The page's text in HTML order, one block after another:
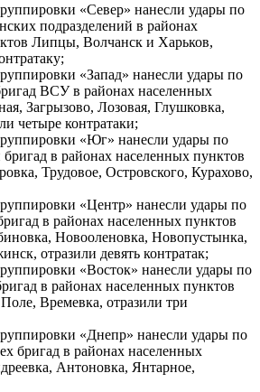
«Север» нанесли удары по
подразделений в районах
Липцы, Волчанск и Харьков,
«Запад» нанесли удары по
ВСУ в районах населенных
Загрызово, Лозовая, Глушковка,
четыре контратаки;
«Юг» нанесли удары по
в районах населенных пунктов
Трудовое, Островского, Курахово,
«Центр» нанесли удары по
в районах населенных пунктов
Новооленовка, Новопустынка,
отразили девять контратак;
«Восток» нанесли удары по
в районах населенных пунктов
Времевка, отразили три
«Днепр» нанесли удары по
бригад в районах населенных
Антоновка, Янтарное,